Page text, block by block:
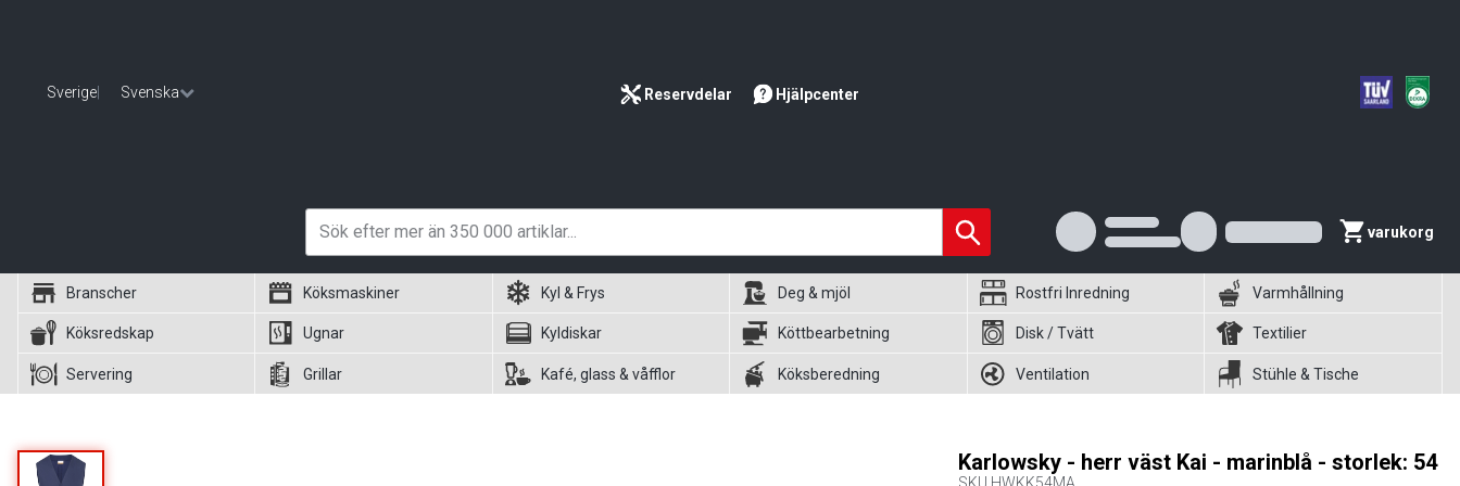
Sverige Svenska Reservdelar Hjälpcenter
varukorg
Branscher Köksmaskiner Kyl & Frys Deg & mjöl Rostfri Inredning Varmhållning
Köksredskap Ugnar Kyldiskar Köttbearbetning Disk / Tvätt Textilier
Servering Grillar Kafé, glass & våfflor Köksberedning Ventilation Stühle & Tische
Karlowsky - herr väst Kai - marinblå - storlek: 54